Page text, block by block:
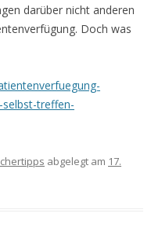
darüber nicht anderen
Doch was
treffen-
abgelegt am 17.